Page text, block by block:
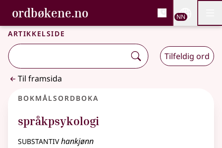
Gå til hovudinnhald
Tilgjenge
ordbøkene.no, Bokmålsordboka og
Bokmålsordboka og Nynorskordboka
NN
Artikkelside
Tilfeldig ord
Til framsida
Bokmålsordboka
språkpsykologi
substantivhankjønn